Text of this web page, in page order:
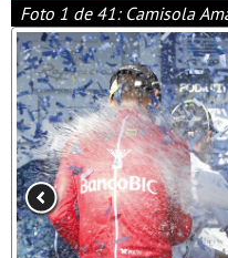
Foto 1 de 41: Camisola